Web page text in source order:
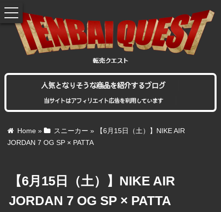
人気となりそうな商品を紹介するブログ
当サイトはアフィリエイト広告を利用しています
Home » スニーカー »
【6月15日（土）】NIKE AIR
JORDAN 7 OG SP × PATTA
【6月15日（土）】NIKE AIR
JORDAN 7 OG SP × PATTA
toggle
navigation